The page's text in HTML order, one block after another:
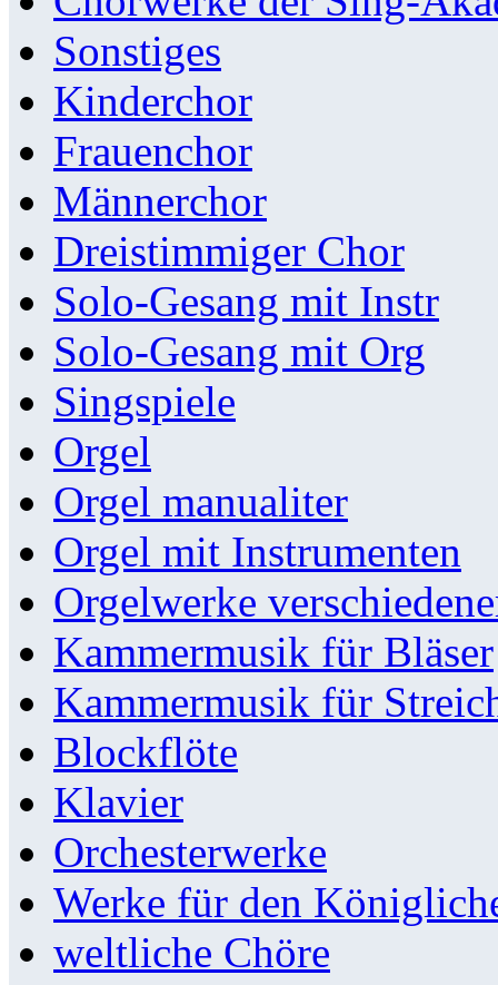
Sonstiges
Kinderchor
Frauenchor
Männerchor
Dreistimmiger Chor
Solo-Gesang mit Instr
Solo-Gesang mit Org
Singspiele
Orgel
Orgel manualiter
Orgel mit Instrumenten
Orgelwerke
Kammermusik für Bläser
Kammermusik für
Blockflöte
Klavier
Orchesterwerke
Werke für den
weltliche Chöre